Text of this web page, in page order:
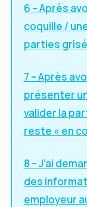
6 – Après
coquille /
parties
7 – Après
présenter
valider la
reste « en
8 – J’ai
des
employeur